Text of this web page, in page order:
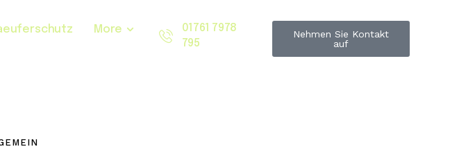
More
01761 7978
795
Nehmen Sie Kontakt
auf